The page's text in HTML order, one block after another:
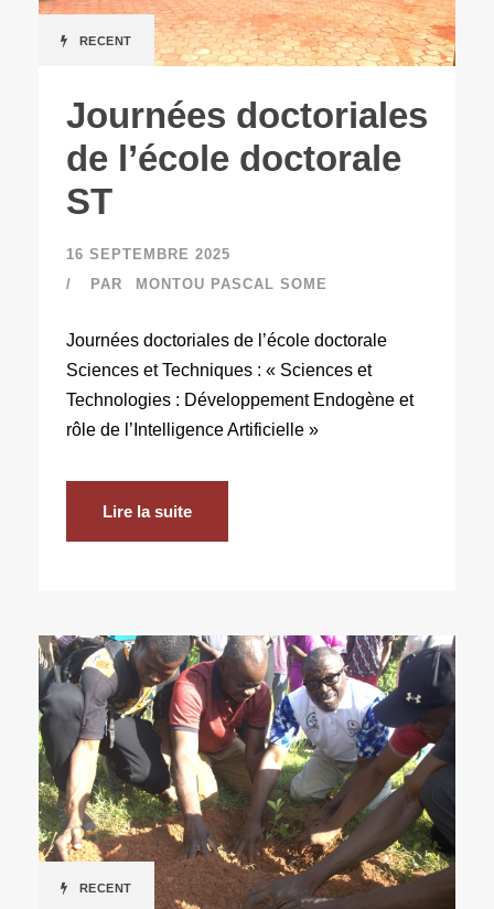
RECENT
Journées doctoriales
de l’école doctorale
ST
16 SEPTEMBRE 2025
PAR
MONTOU PASCAL SOME
Journées doctoriales de l’école doctorale
Sciences et Techniques : « Sciences et
Technologies : Développement Endogène et
rôle de l’Intelligence Artificielle »
Lire la suite
RECENT